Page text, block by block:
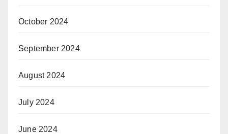
October 2024
September 2024
August 2024
July 2024
June 2024